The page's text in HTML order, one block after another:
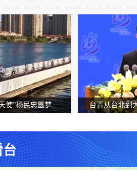
使”杨民忠圆梦 台青从台北到
台